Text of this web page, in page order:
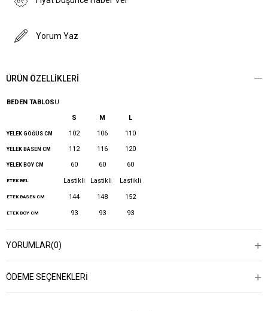
Yorum Yaz
ÜRÜN ÖZELLIKLERI
BEDEN TABLOSU
S
M L
YELEK GÖĞÜS CM 102 106 110
YELEK BASEN CM 112 116 120
YELEK BOY CM 60 60 60
ETEK BEL Lastikli Lastikli Lastikli
ETEK BASEN CM 144 148 152
ETEK BOY CM 93 93 93
YORUMLAR(0)
ÖDEME SEÇENEKLERI